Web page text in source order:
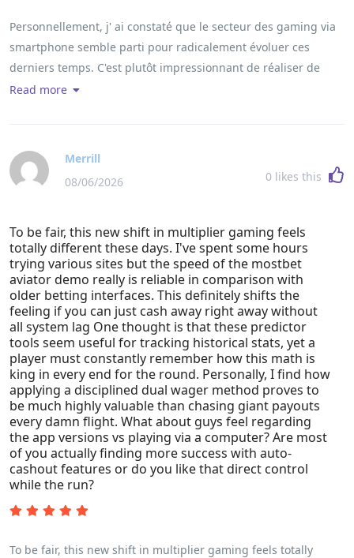
Personnellement, j' ai constaté que le secteur des gaming via
smartphone semble parti pour radicalement évoluer ces
derniers temps. C'est plutôt impressionnant de réaliser de
quelle manière ce petit jeu de billes réussit à nous amuser
D'après ressenti, le truc se situe dans la mécanique du hasard
qui nous offre enfin l'impression de mieux gérer notre propre
destin. En plus, en fouillant la solide <a
propos-de-lapplication-plinko-les-methodes-pour-gagner-de-
largent-reel-en-france-via-meilleurs-conseils-plus-astuces/"
rel="nofollow ugc">demo plinko</a> afin de comparer tous les
meilleurs avis application plinko en ligne, l'on voit
immédiatement pourquoi la loyauté au niveau des calculs
reste la seule fondation afin d'éviter de se faire par des sites
douteuses. Il semble aussi essentiel de toujours correctement
checker si la plinko application soit réellement fluide avant de
miser ses précieux euros. Pensez-vous que vous privilégiez
généralement parier en utilisant un risque faible pour tenir
bien plus longtemps bien alors le kiff ne cache uniquement
via tous les gros gains très importants ? Venez donner vos
stratégies juste dans les réponses pour découvrir qui possède
Read more
Merrill
08/06/2026
0 likes this
To be fair, this new shift in multiplier gaming feels
totally different these days. I've spent some hours
trying various sites but the speed of the mostbet
aviator demo really is reliable in comparison with
older betting interfaces. This definitely shifts the
feeling if you can just cash away right away without
all system lag One thought is that these predictor
tools seem useful for tracking historical stats, yet a
player must constantly remember how this math is
king in every end for the round. Personally, I find how
applying a disciplined dual wager method proves to
be much highly valuable than chasing giant payouts
every damn flight. What about guys feel regarding
the app versions vs playing via a computer? Are most
of you actually finding more success with auto-
cashout features or do you like that direct control
while the run?
To be fair, this new shift in multiplier gaming feels totally